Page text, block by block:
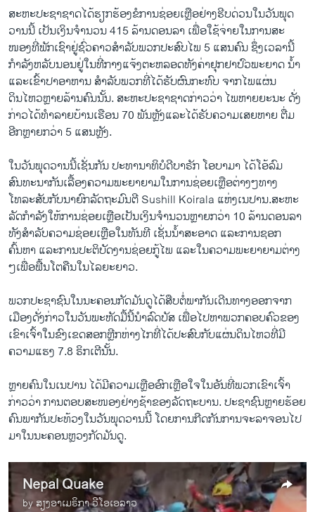
l
i
d
e
ສະຫະ​ປະຊາ​ຊາດ​ໄດ້​ຮຽກຮ້ອງ​ຂໍ​ການ​ຊ່ອຍ​ເຫຼືອ​ຢ່າງ​ຮີບ​ດ່ວນ​ໃນ​ວັນ​ພຸດ
ວານ​ນີ້ ​ເປັນ​ເງິນ​ຈຳນວນ 415 ລ້ານ​ດອນ​ລາ​ ເພື່ອໃຊ້​ຈ່າຍ​ໃນການສະ
ໜອງທີ່ພັກ​ເຊົາ​ຢູ່​ຊົ່ວຄາວ​ສຳລັບ​ພວກ​ປະສົບ​ໄພ 5 ​ແສນ​ຄົນ ຊຶ່ງ​ເວລາ​ນີ້​
ກຳລັງ​ຫລັບ​ນອນ​ຢູ່​ໃນ​ທີ່​ກາງ​ແຈ້ງຕະຫລອດ​ທັງ​ຄ່າ​ຢຸກຢາ​ປົວພະຍາດ ນ້ຳ
ແລະ​ເຂົ້າປາ​ອາຫານ​ ສຳລັບພວກ​ທີ່​ໄດ້​ຮັບ​ຜົນ​ກະທົບ​ ຈາກ​ໄພ​ແຜ່ນ
ດິນ​ໄຫວ​ຫຼາຍ​ລ້ານ​ຄົນ​ນັ້ນ. ສະຫະ​ປະຊາ​ຊາດ​ກ່າວ​ວ່າ ​ໄພ​ຫາຍຍະ​ນະ ດັ່ງ
ກ່າວ​ໄດ້​ທຳລາຍ​ບ້ານ​ເຮືອນ 70 ພັນ​ຫຼັງແລະ​ໄດ້​ຮັບ​ຄວາມ​ເສຍ​ຫາຍ ​ຕື່ມ​
ອີກ​ຫຼາຍ​ກວ່າ 5 ​ແສນ​ຫຼັງ.
​ໃນ​ວັນ​ພຸດ​ວານ​ນີ້​ເຊັ່ນ​ກັນ ປະທານາທິບໍດີ​ບາຣັກ ​ໂອ​ບາ​ມາ ​ໄດ້​ໂອ້​ລົມ
ສົນທະນາ​ກັນ​ເລື້ອງ​ຄວາມ​ພະຍາຍາມ​ໃນ​ການ​ຊ່ອຍ​ເຫຼືອ​ຕ່າງໆ​ທາງ​
ໂທລະສັບກັບ​ນາຍົກລັດຖະມົນຕີ Sushill Koirala ​ແຫ່ງ​ເນປານ.ສະຫະ
ລັດ​ກຳລັງ​ໃຫ້ການ​ຊ່ອຍ​ເຫຼືອ​ເປັນ​ເງິນ​ຈຳນວນ​ຫຼາຍ​ກວ່າ 10 ລ້ານ​ດອນ​ລາ​
ທັງສຳລັບ​ຄວາມ​ຊ່ອຍ​ເຫຼືອ​ໃນ​ທັນທີ ​ເຊັ່ນ​ນ້ຳ​ສະອາດ ​ແລະ​ການ​ຊອກ​
ຄົ້ນຫາ​ ແລະການ​ປະຕິບັດ​ງານ​ຊ່ອຍ​ກູ້​ໄພ ​ແລະ​ໃນ​ຄວາມ​ພະຍາຍາມ​ຕ່າງ
ໆ​ເພື່ອ​ຟື້ນ​ໂຕ​ຄືນ​ໃນໄລຍະ​ຍາວ.
ພວກ​ປະຊາຊົນ​ໃນນະຄອນ​ກັດ​ມັນ​ດູ​ໄດ້​ສືບ​ຕໍ່​ພາກັນ​ເດີນທາງ​ອອກ​ຈາກ ​
ເມືອງດັ່ງກ່າວ​ໃນ​ວັນ​ພະຫັດ​ມື້​ນີ້​ນຳ​ລົດ​ບັສ ​ເພື່ອ​ໄປ​ຫາ​ພວກ​ຄອບຄົວ​ຂອງ​
ເຂົາ​ເຈົ້າ​ໃນ​ຂົງ​ເຂດ​ສອກຫຼີກ​ຫ່າງ​ໄກ​ທີ່​ໄດ້​ປະສົບກັບ​ແຜ່ນດິນ​ໄຫວ​ທີ່​ມີ​
ຄວາມ​ແຮງ 7.8 ຣິກ​ເຕີ​ນັ້ນ.
ຫຼາຍ​ຄົນ​ໃນ​ເນ​ປານ ​ໄດ້​ມີ​ຄວາມ​ເຫຼືອ​ອົກ​ເຫຼືອ​ໃຈ​ໃນ​ອັນ​ທີ່​ພວກ​ເຂົາ​ເຈົ້າ​
ກ່າວ​ວ່າ ການ​ຕອບ​ສະໜອງຢ່າງ​ຊ້າ​ຂອງ​ລັດຖະບານ. ປະຊາຊົນ​ຫຼາຍ​ຮ້ອຍ​
ຄົນ​ພາ​ກັນ​ປະ​ທ້ວງ​ໃນ​ວັນ​ພຸດ​ວານ​ນີ້ ​ໂດຍ​ການ​ກີດ​ກັນ​ການ​ຈະລາຈອນ​ໄປ
ມາໃນ​ນະຄອນຫຼວງ​ກັດ​ມັນ​ດູ​.
Nepal Quake
byສຽງອາເມຣິກາ ວີໂອເອລາວ